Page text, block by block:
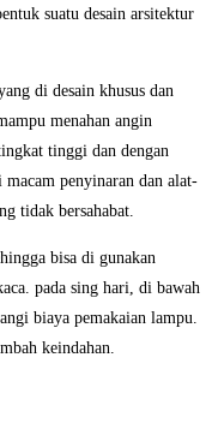
suatu desain arsitektur
di desain khusus dan
menahan angin
tinggi dan dengan
penyinaran dan alat-
tidak bersahabat.
bisa di gunakan
pada sing hari, di bawah
biaya pemakaian lampu.
keindahan.